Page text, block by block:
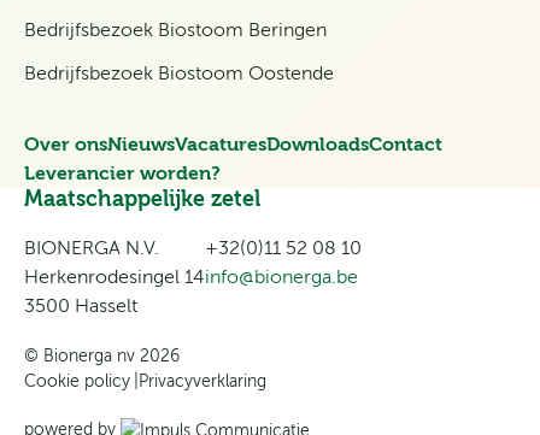
Bedrijfsbezoek Biostoom Beringen
Bedrijfsbezoek Biostoom Oostende
Over onsNieuwsVacaturesDownloadsContact
Leverancier worden?
Maatschappelijke zetel
BIONERGA N.V.
Herkenrodesingel 14
3500 Hasselt
+32(0)11 52 08 10
info@bionerga.be
© Bionerga nv 2026
Cookie policy Privacyverklaring
powered by